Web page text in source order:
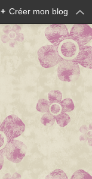
+ Créer mon blog